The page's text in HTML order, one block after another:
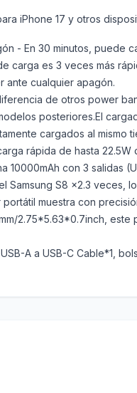
iPhone 17 y otros
- En 30 minutos,
carga es 3 veces más
ante cualquier apagón.
de otros power
posteriores.El
cargados al
rápida de hasta
con 3 salidas
S8 x2.3 veces,
portátil muestra con
2.75*5.63*0.7inch,
A a USB-C Cable*1,